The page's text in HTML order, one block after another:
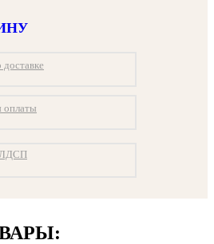
оплаты
ЛДСП